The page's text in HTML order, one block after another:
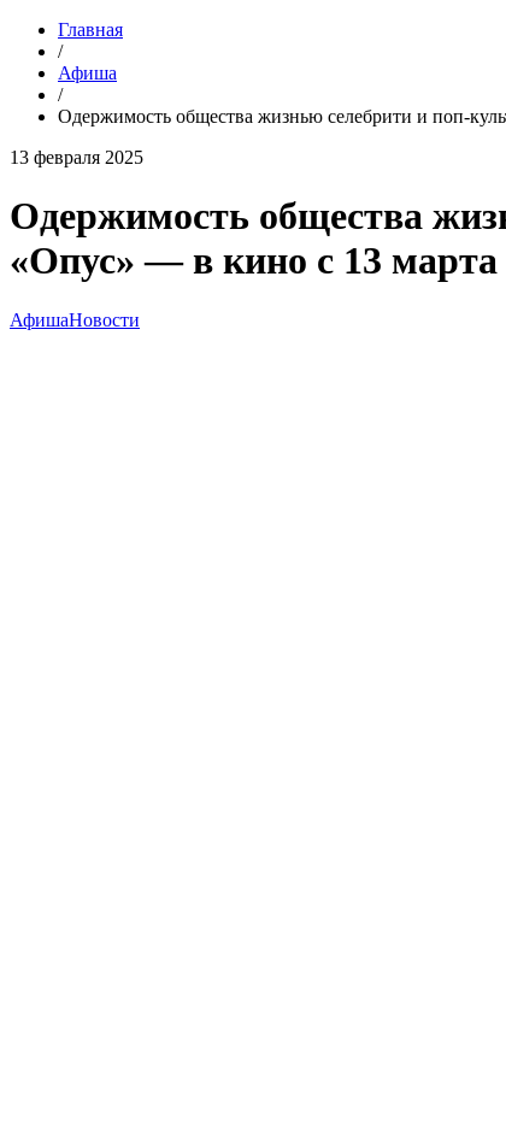
Главная
/
Афиша
/
Одержимость общества жизнью селебрити и поп-
13 февраля 2025
Одержимость общества
«Опус» — в кино с 13 марта
АфишаНовости